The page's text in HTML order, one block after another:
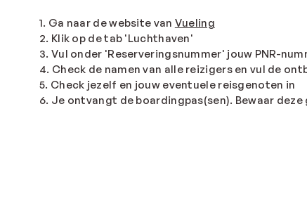
1. Ga naar de website van Vueling
2. Klik op de tab 'Luchthaven'
3. Vul onder 'Reserveringsnummer' jouw PNR-
4. Check de namen van alle reizigers en vul de
5. Check jezelf en jouw eventuele reisgenoten in
6. Je ontvangt de boardingpas(sen). Bewaar deze